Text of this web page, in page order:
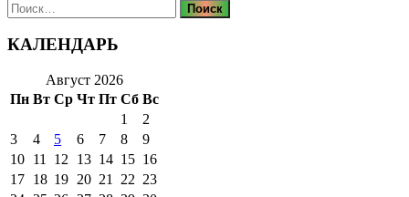
Найти:
КАЛЕНДАРЬ
Август 2026
Пн Вт Ср Чт Пт Сб Вс
1
2
3
4 5 6 7 8
9
10 11 12 13 14 15 16
17 18 19 20 21 22 23